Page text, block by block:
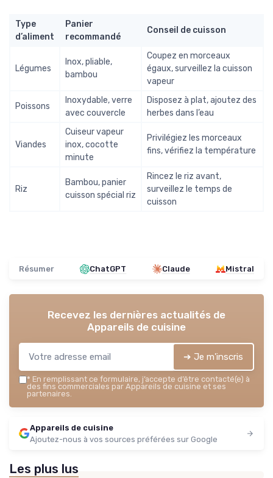
Type
d’aliment
Panier
recommandé
Conseil de cuisson
Légumes
Inox, pliable,
bambou
Coupez en morceaux
égaux, surveillez la cuisson
vapeur
Poissons
Inoxydable, verre
avec couvercle
Disposez à plat, ajoutez des
herbes dans l’eau
Viandes
Cuiseur vapeur
inox, cocotte
minute
Privilégiez les morceaux
fins, vérifiez la température
Riz
Bambou, panier
cuisson spécial riz
Rincez le riz avant,
surveillez le temps de
cuisson
Résumer ChatGPT Claude Mistral
Recevez les dernières actualités de
Appareils de cuisine
➔ Je m'inscris
* En remplissant ce formulaire, j’accepte d’être contacté(e) à
des fins commerciales par Appareils de cuisine et ses
partenaires.
Appareils de cuisine
Ajoutez-nous à vos sources préférées sur Google
Les plus lus